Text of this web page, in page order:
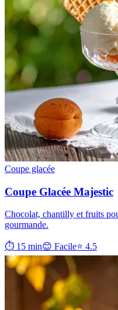
Coupe glacée
Coupe Glacée Majestic
Chocolat, chantilly et fruits
gourmande.
⏱ 15 min😊 Facile⭐ 4.5